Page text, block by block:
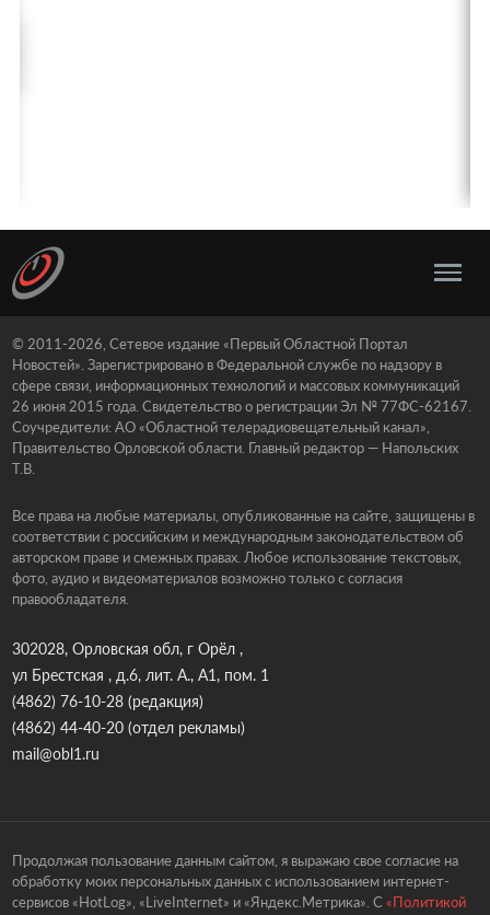
© 2011-2026, Сетевое издание «Первый Областной Портал
Новостей». Зарегистрировано в Федеральной службе по надзору в
сфере связи, информационных технологий и массовых коммуникаций
26 июня 2015 года. Свидетельство о регистрации Эл № 77ФС-62167.
Соучредители: АО «Областной телерадиовещательный канал»,
Правительство Орловской области. Главный редактор — Напольских
Т.В.
Все права на любые материалы, опубликованные на сайте, защищены в
соответствии с российским и международным законодательством об
авторском праве и смежных правах. Любое использование текстовых,
фото, аудио и видеоматериалов возможно только с согласия
правообладателя.
302028, Орловская обл, г Орёл ,
ул Брестская , д.6, лит. А., А1, пом. 1
(4862) 76-10-28(редакция)
(4862) 44-40-20(отдел рекламы)
mail@obl1.ru
Продолжая пользование данным сайтом, я выражаю свое согласие на
обработку моих персональных данных с использованием интернет-
сервисов «HotLog», «LiveInternet» и «Яндекс.Метрика». С «Политикой